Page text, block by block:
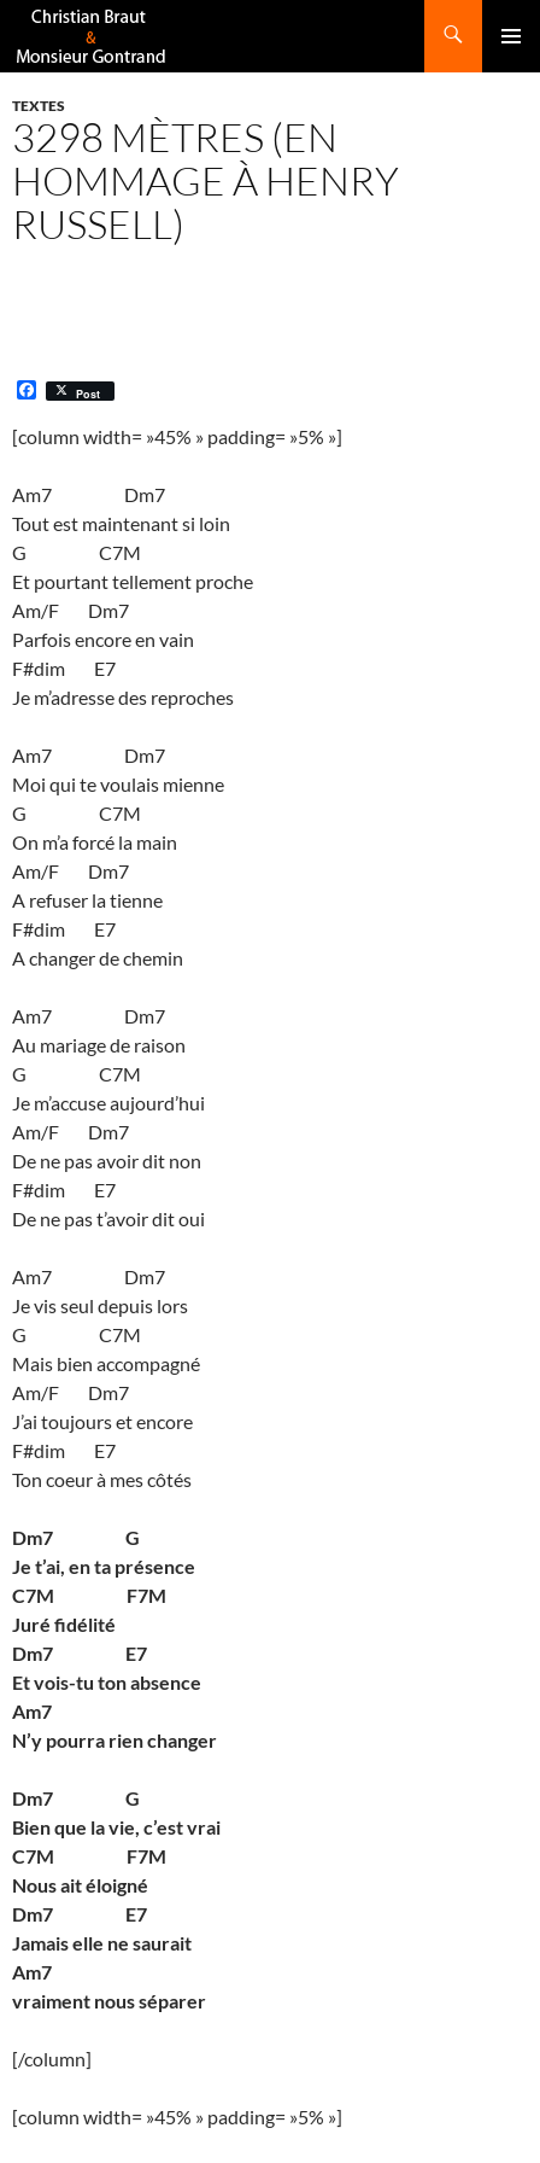
Recherche
AU
TEXTES
3298 MÈTRES (EN
HOMMAGE À HENRY
RUSSELL)
F
c
e
o
o
k
Post
[column width= »45% » padding= »5% »]
Am7 Dm7
Tout est maintenant si loin
G C7M
Et pourtant tellement proche
Am/F Dm7
Parfois encore en vain
F#dim E7
Je m’adresse des reproches
Am7 Dm7
Moi qui te voulais mienne
G C7M
On m’a forcé la main
Am/F Dm7
A refuser la tienne
F#dim E7
A changer de chemin
Am7 Dm7
Au mariage de raison
G C7M
Je m’accuse aujourd’hui
Am/F Dm7
De ne pas avoir dit non
F#dim E7
De ne pas t’avoir dit oui
Am7 Dm7
Je vis seul depuis lors
G C7M
Mais bien accompagné
Am/F Dm7
J’ai toujours et encore
F#dim E7
Ton coeur à mes côtés
Dm7 G
Je t’ai, en ta présence
C7M F7M
Juré fidélité
Dm7 E7
Et vois-tu ton absence
Am7
N’y pourra rien changer
Dm7 G
Bien que la vie, c’est vrai
C7M F7M
Nous ait éloigné
Dm7 E7
Jamais elle ne saurait
Am7
vraiment nous séparer
[/column]
[column width= »45% » padding= »5% »]